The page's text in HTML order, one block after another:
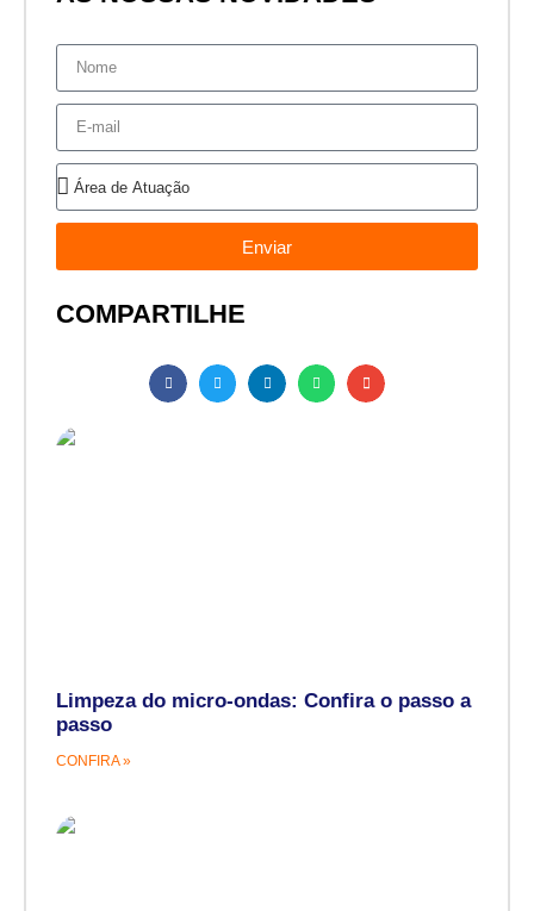
Enviar
COMPARTILHE
Limpeza do micro-ondas: Confira o passo a
passo
CONFIRA »